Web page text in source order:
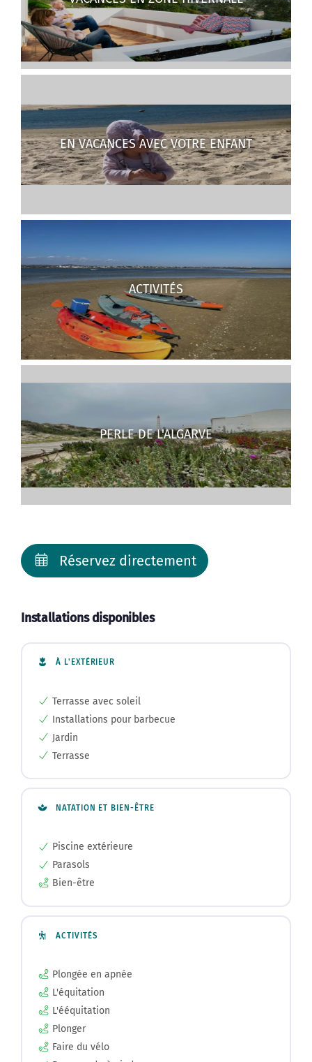
ACTIVITÉS
PERLE DE L'ALGARVE
EN VACANCES AVEC VOTRE ENFANT
Réservez directement
Installations disponibles
À L'EXTÉRIEUR
Terrasse avec soleil
Installations pour barbecue
Jardin
Terrasse
NATATION ET BIEN-ÊTRE
Piscine extérieure
Parasols
Bien-être
ACTIVITÉS
Plongée en apnée
L'équitation
L'ééquitation
Plonger
Faire du vélo